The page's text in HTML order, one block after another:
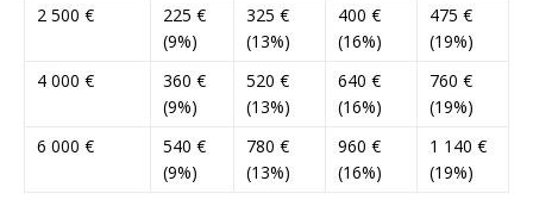
2 500 €
225 €
(9%)
325 €
(13%)
400 €
(16%)
475 €
(19%)
4 000 €
360 €
(9%)
520 €
(13%)
640 €
(16%)
760 €
(19%)
6 000 €
540 €
(9%)
780 €
(13%)
960 €
(16%)
1 140 €
(19%)